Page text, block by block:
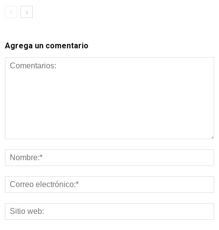
Agrega un comentario